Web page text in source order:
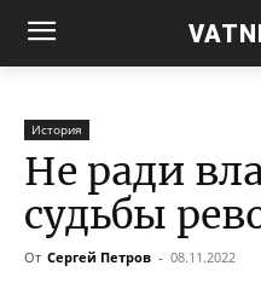
История
Не ради
судьбы
От Сергей Петров - 08.11.2022